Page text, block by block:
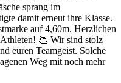
sprang im
damit erneut ihre Klasse.
auf 4,60m. Herzlichen
👏 Wir sind stolz
euren Teamgeist. Solche
Weg mit noch mehr